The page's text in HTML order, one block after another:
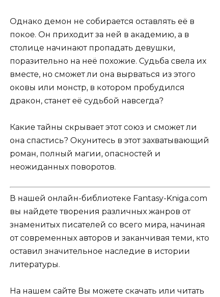
Однако демон не собирается оставлять её в
покое. Он приходит за ней в академию, а в
столице начинают пропадать девушки,
поразительно на неё похожие. Судьба свела их
вместе, но сможет ли она вырваться из этого
оковы или монстр, в котором пробудился
дракон, станет её судьбой навсегда?
Какие тайны скрывает этот союз и сможет ли
она спастись? Окунитесь в этот захватывающий
роман, полный магии, опасностей и
неожиданных поворотов.
В нашей онлайн-библиотеке Fantasy-Kniga.com
вы найдете творения различных жанров от
знаменитых писателей со всего мира, начиная
от современных авторов и заканчивая теми, кто
оставил значительное наследие в истории
литературы.
На нашем сайте Вы можете скачать или читать